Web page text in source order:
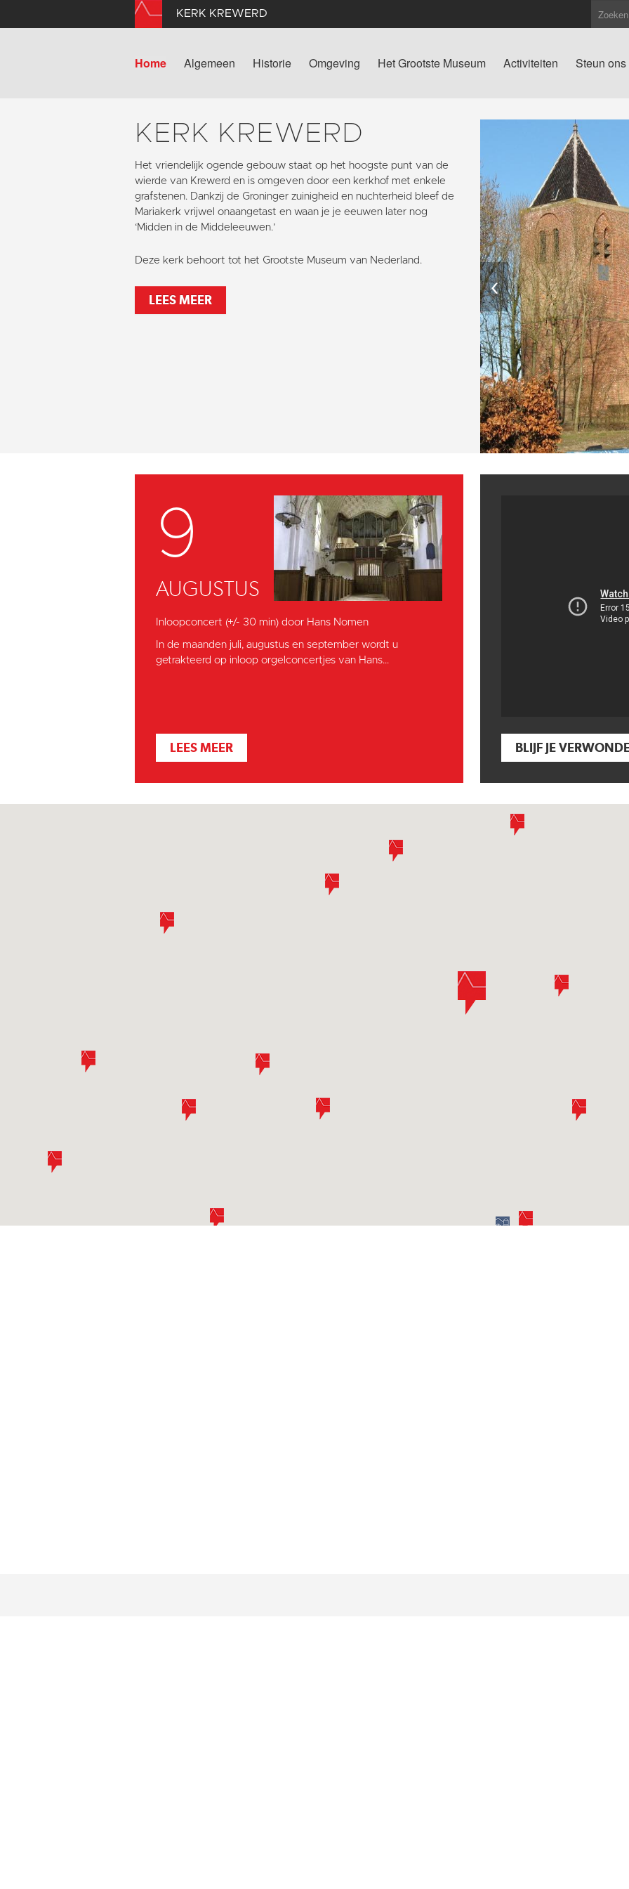
KERK KREWERD
Home Algemeen Historie Omgeving Het Grootste Museum Activiteiten Steun ons
KERK KREWERD
Het vriendelijk ogende gebouw staat op het hoogste punt van de
wierde van Krewerd en is omgeven door een kerkhof met enkele
grafstenen. Dankzij de Groninger zuinigheid en nuchterheid bleef de
Mariakerk vrijwel onaangetast en waan je je eeuwen later nog
‘Midden in de Middeleeuwen.’
Deze kerk behoort tot het Grootste Museum van Nederland.
LEES MEER ‹
9
AUGUSTUS
Inloopconcert (+/- 30 min) door Hans Nomen
In de maanden juli, augustus en september wordt u
getrakteerd op inloop orgelconcertjes van Hans...
LEES MEER BLIJF JE